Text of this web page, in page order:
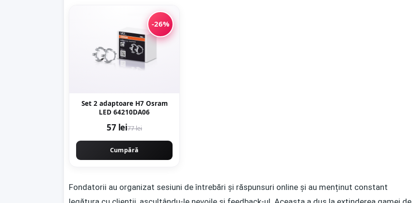
-26%
Set 2 adaptoare H7 Osram
LED 64210DA06
57 lei77 lei
Cumpără
Fondatorii au organizat sesiuni de întrebări și răspunsuri online și au menținut constant